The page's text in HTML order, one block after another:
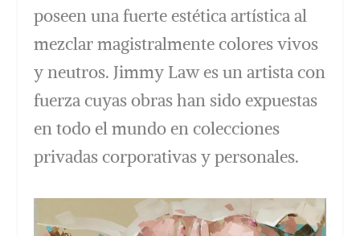
poseen una fuerte estética artística al
mezclar magistralmente colores vivos
y neutros. Jimmy Law es un artista con
fuerza cuyas obras han sido expuestas
en todo el mundo en colecciones
privadas corporativas y personales.